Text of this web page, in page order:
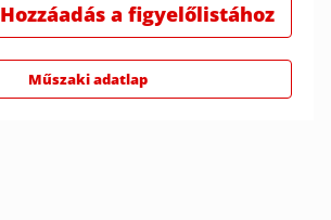
Hozzáadás a figyelőlistához
Műszaki adatlap